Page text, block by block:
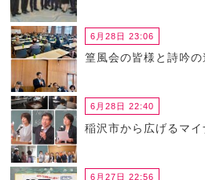
6月28日 23:06
篁風会の皆様と詩吟の
6月28日 22:40
稲沢市から広げるマ
6月27日 22:56